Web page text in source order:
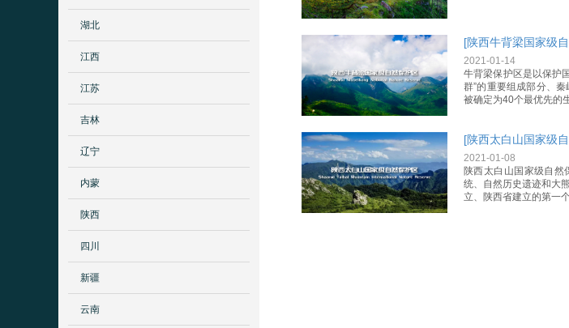
[陕西牛背梁国家级
2021-01-14
牛背梁保护区是以保护
群”的重要组成部分、
被确定为40个最优先的
[陕西太白山国家级
2021-01-08
陕西太白山国家级自然
统、自然历史遗迹和大
立、陕西省建立的第一
湖北
江西
江苏
吉林
辽宁
内蒙
陕西
四川
新疆
云南